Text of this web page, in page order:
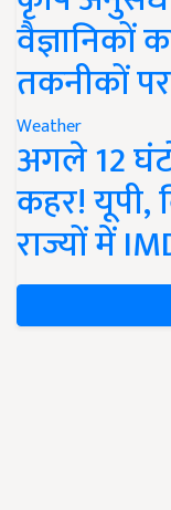
वैज्ञानिकों
तकनीकों
Weather
अगले 12
कहर! यूपी,
राज्यों में